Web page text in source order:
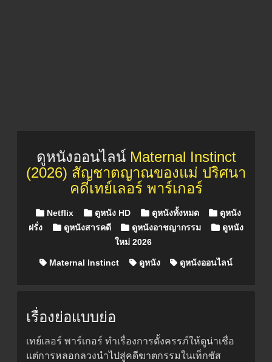
ดูหนังออนไลน์ Maternal Instinct
(2026) สัญชาตญาณของแม่ ปริศนา
คดีเทย์เลอร์ พาร์เกอร์
Posted in
Netflix ดูหนัง HD ดูหนังทั้งหมด
ดูหนัง
ฝรั่ง
ดูหนังสารคดี ดูหนังอาชญากรรม
ดูหนัง
ใหม่ 2026
Maternal Instinct ดูหนัง ดูหนังออนไลน์
เรื่องย่อแบบย่อ
เทย์เลอร์ พาร์เกอร์ ทำเรื่องการตั้งครรภ์ให้ดูน่าเชื่อ
แต่การหลอกลวงนำไปสู่คดีฆาตกรรมในเท็กซัส